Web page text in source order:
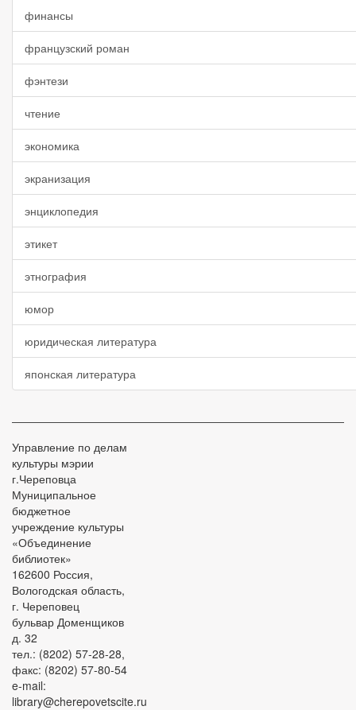
финансы
французский роман
фэнтези
чтение
экономика
экранизация
энциклопедия
этикет
этнография
юмор
юридическая литература
японская литература
Управление по делам
культуры мэрии
г.Череповца
Муниципальное
бюджетное
учреждение культуры
«Объединение
библиотек»
162600 Россия,
Вологодская область,
г. Череповец
бульвар Доменщиков
д. 32
тел.: (8202) 57-28-28,
факс: (8202) 57-80-54
e-mail:
library@cherepovetscite.ru